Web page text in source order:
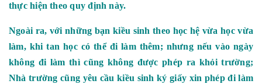
thực hiện theo quy định này.
Ngoài ra, với những bạn kiều sinh theo học hệ vừa học vừa
làm, khi tan học có thể đi làm thêm; nhưng nếu vào ngày
không đi làm thì cũng không được phép ra khỏi trường;
Nhà trường cũng yêu cầu kiều sinh ký giấy xin phép đi làm